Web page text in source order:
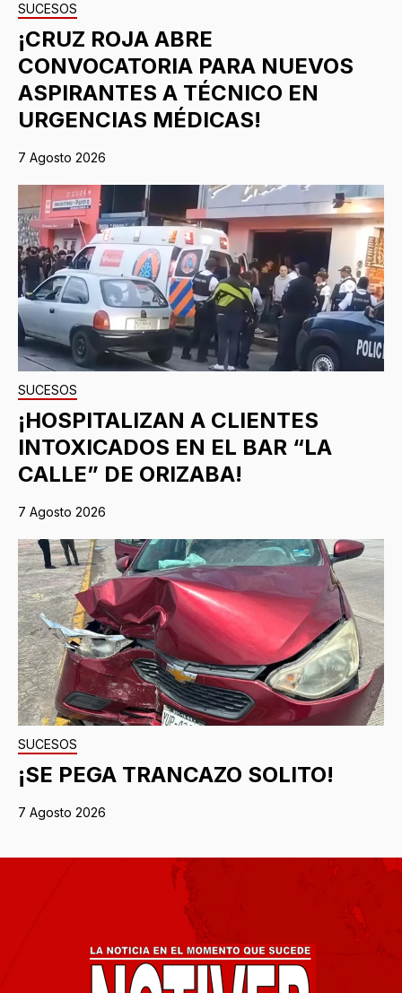
SUCESOS
¡CRUZ ROJA ABRE
CONVOCATORIA PARA NUEVOS
ASPIRANTES A TÉCNICO EN
URGENCIAS MÉDICAS!
7 Agosto 2026
SUCESOS
¡HOSPITALIZAN A CLIENTES
INTOXICADOS EN EL BAR “LA
CALLE” DE ORIZABA!
7 Agosto 2026
SUCESOS
¡SE PEGA TRANCAZO SOLITO!
7 Agosto 2026